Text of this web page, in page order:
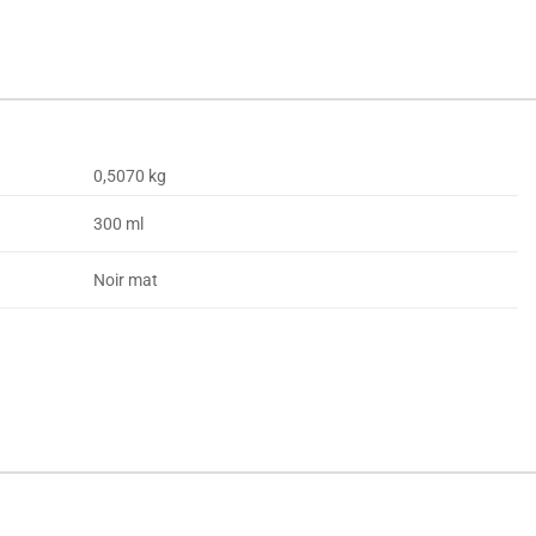
0,5070 kg
300 ml
Noir mat